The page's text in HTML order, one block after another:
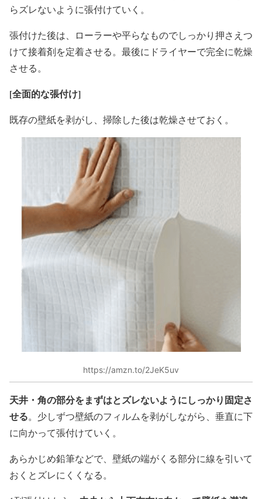
らズレないように張付けていく。
張付けた後は、ローラーや平らなものでしっかり押さえつ
けて接着剤を定着させる。最後にドライヤーで完全に乾燥
させる。
[全面的な張付け]
既存の壁紙を剥がし、掃除した後は乾燥させておく。
https://amzn.to/2JeK5uv
天井・角の部分をまずはとズレないようにしっかり固定さ
せる。少しずつ壁紙のフィルムを剥がしながら、垂直に下
に向かって張付けていく。
あらかじめ鉛筆などで、壁紙の端がくる部分に線を引いて
おくとズレにくくなる。